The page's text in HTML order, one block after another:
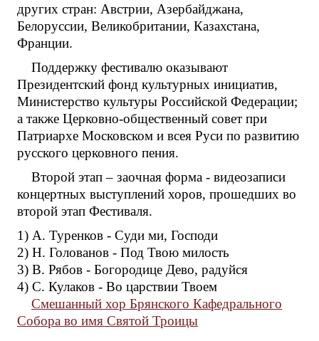
других стран: Австрии, Азербайджана,
Белоруссии, Великобритании, Казахстана,
Франции.
Поддержку фестивалю оказывают
Президентский фонд культурных инициатив,
Министерство культуры Российской Федерации;
а также Церковно-общественный совет при
Патриархе Московском и всея Руси по развитию
русского церковного пения.
Второй этап – заочная форма - видеозаписи
концертных выступлений хоров, прошедших во
второй этап Фестиваля.
1) А. Туренков - Суди ми, Господи
2) Н. Голованов - Под Твою милость
3) В. Рябов - Богородице Дево, радуйся
4) С. Кулаков - Во царствии Твоем
Смешанный хор Брянского Кафедрального
Собора во имя Святой Троицы